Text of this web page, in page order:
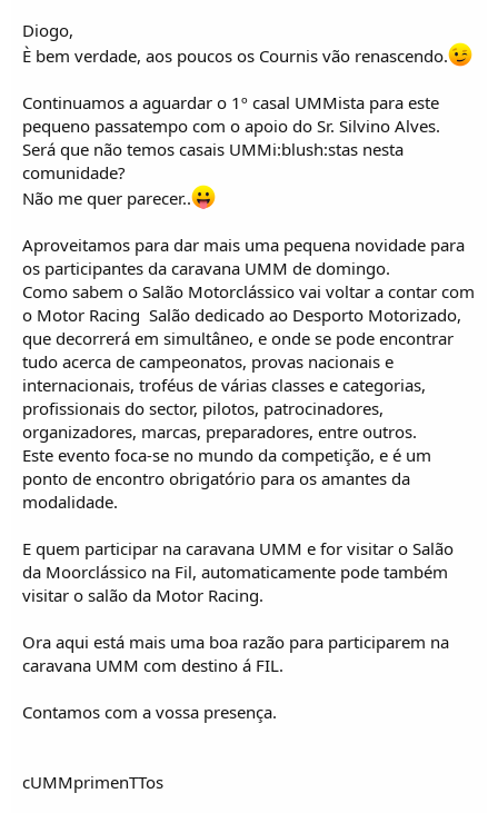
Diogo,
È bem verdade, aos poucos os Cournis vão renascendo.
Continuamos a aguardar o 1º casal UMMista para este
pequeno passatempo com o apoio do Sr. Silvino Alves.
Será que não temos casais UMMi:blush:stas nesta
comunidade?
Não me quer parecer..
Aproveitamos para dar mais uma pequena novidade para
os participantes da caravana UMM de domingo.
Como sabem o Salão Motorclássico vai voltar a contar com
o Motor Racing  Salão dedicado ao Desporto Motorizado,
que decorrerá em simultâneo, e onde se pode encontrar
tudo acerca de campeonatos, provas nacionais e
internacionais, troféus de várias classes e categorias,
profissionais do sector, pilotos, patrocinadores,
organizadores, marcas, preparadores, entre outros.
Este evento foca-se no mundo da competição, e é um
ponto de encontro obrigatório para os amantes da
modalidade.
E quem participar na caravana UMM e for visitar o Salão
da Moorclássico na Fil, automaticamente pode também
visitar o salão da Motor Racing.
Ora aqui está mais uma boa razão para participarem na
caravana UMM com destino á FIL.
Contamos com a vossa presença.
cUMMprimenTTos